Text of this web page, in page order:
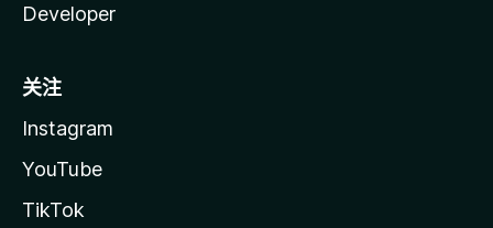
Developer
关注
Instagram
YouTube
TikTok